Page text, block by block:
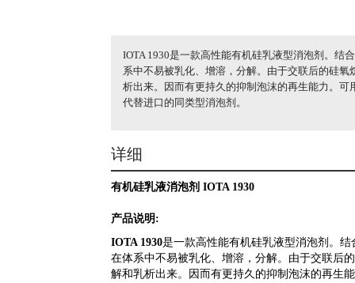
IOTA 1930是一款高性能有机硅乳液型消泡剂。结
系中不易被乳化、增溶，分解。由于交联后的硅
析出来。因而有更持久的抑制泡沫的再生能力。
代替进口的同类型消泡剂。
详细
有机硅乳液消泡剂 IOTA 1930
产品说明 :
IOTA 1930是一款高性能有机硅乳液型消泡剂。
在体系中不易被乳化、增溶，分解。由于交联后
解和乳析出来。因而有更持久的抑制泡沫的再生